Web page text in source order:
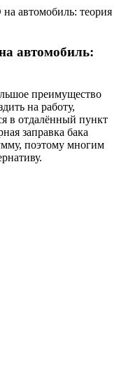
автомобиль: теория
автомобиль:
преимущество
на работу,
в отдалённый пункт
заправка бака
поэтому многим